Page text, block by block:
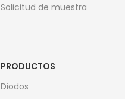
Solicitud de muestra
PRODUCTOS
Diodos